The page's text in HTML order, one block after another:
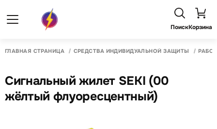
ПоискКорзина
ГЛАВНАЯ СТРАНИЦА СРЕДСТВА ИНДИВИДУАЛЬНОЙ ЗАЩИТЫ
Сигнальный жилет SEKI (00
жёлтый флуоресцентный)